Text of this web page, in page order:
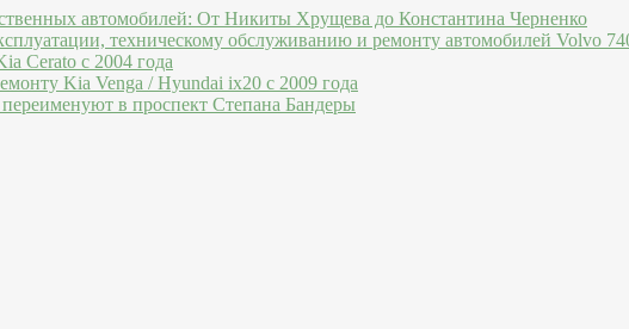
автомобилей: От Никиты Хрущева до Константина Черненко
техническому обслуживанию и ремонту автомобилей Volvo
Cerato c 2004 года
Kia Venga / Hyundai ix20 c 2009 года
в проспект Степана Бандеры